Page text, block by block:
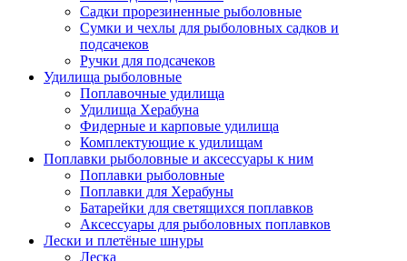
Садки прорезиненные рыболовные
Сумки и чехлы для рыболовных садков и
подсачеков
Ручки для подсачеков
Удилища рыболовные
Поплавочные удилища
Удилища Херабуна
Фидерные и карповые удилища
Комплектующие к удилищам
Поплавки рыболовные и аксессуары к ним
Поплавки рыболовные
Поплавки для Херабуны
Батарейки для светящихся поплавков
Аксессуары для рыболовных поплавков
Лески и плетёные шнуры
Леска